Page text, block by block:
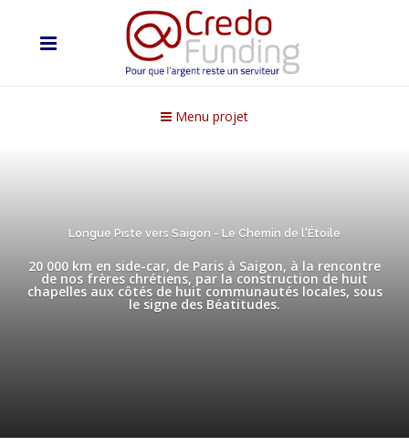
Menu projet
Longue Piste vers Saigon - Le Chemin de l'Étoile
20 000 km en side-car, de Paris à Saigon, à la rencontre
de nos frères chrétiens, par la construction de huit
chapelles aux côtés de huit communautés locales, sous
le signe des Béatitudes.